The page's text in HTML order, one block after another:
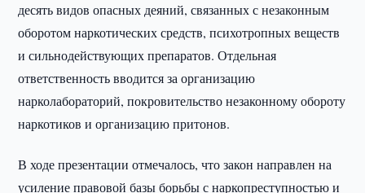
десять видов опасных деяний, связанных с незаконным
оборотом наркотических средств, психотропных веществ
и сильнодействующих препаратов. Отдельная
ответственность вводится за организацию
нарколабораторий, покровительство незаконному обороту
наркотиков и организацию притонов.
В ходе презентации отмечалось, что закон направлен на
усиление правовой базы борьбы с наркопреступностью и